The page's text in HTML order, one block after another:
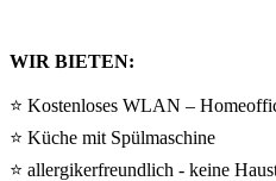
WIR BIETEN:
⭐ Kostenloses WLAN –
⭐ Küche mit Spülmaschine
⭐ allergikerfreundlich - keine